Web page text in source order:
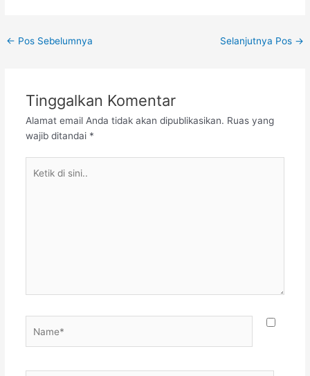
← Pos Sebelumnya Selanjutnya Pos →
Tinggalkan Komentar
Alamat email Anda tidak akan dipublikasikan. Ruas yang
wajib ditandai *